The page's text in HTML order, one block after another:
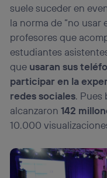
suele suceder en
la norma de “no usar
profesores que
estudiantes
que usaran sus
participar en la
redes sociales. Pues
alcanzaron 142
10.000